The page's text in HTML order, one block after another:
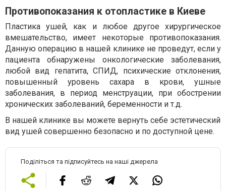
Противопоказания к отопластике в Киеве
Пластика ушей, как и любое другое хирургическое
вмешательство, имеет некоторые противопоказания.
Данную операцию в нашей клинике не проведут, если у
пациента обнаружены онкологические заболевания,
любой вид гепатита, СПИД, психические отклонения,
повышенный уровень сахара в крови, ушные
заболевания, в период менструации, при обострении
хронических заболеваний, беременности и т.д.
В нашей клинике вы можете вернуть себе эстетический
вид ушей совершенно безопасно и по доступной цене.
Поділіться та підписуйтесь на наші джерела